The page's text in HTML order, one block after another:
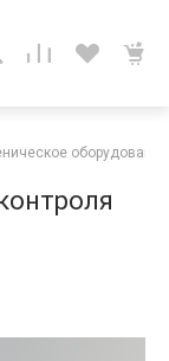
оборудование